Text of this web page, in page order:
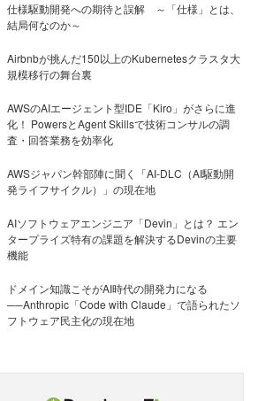
仕様駆動開発への期待と誤解 ～「仕様」とは、
結局何なのか～
Airbnbが挑んだ150以上のKubernetesクラスタ大
規模移行の舞台裏
AWSのAIエージェント型IDE「Kiro」がさらに進
化！ PowersとAgent Skillsで技術コンサルの調
査・回答業務を効率化
AWSジャパン幹部陣に聞く「AI-DLC（AI駆動開
発ライフサイクル）」の現在地
AIソフトウェアエンジニア「Devin」とは？ エン
タープライズ特有の課題を解決するDevinの主要
機能
ドメイン知識こそがAI時代の開発力になる
──Anthropic「Code with Claude」で語られたソ
フトウェア民主化の現在地